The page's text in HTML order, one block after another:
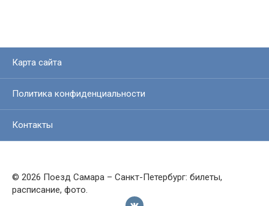
Карта сайта
Политика конфиденциальности
Контакты
© 2026 Поезд Самара – Санкт-Петербург: билеты,
расписание, фото.